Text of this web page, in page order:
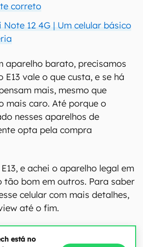
correto
Note 12 4G | Um celular básico
aparelho barato, precisamos
vale o que custa, e se há
mais, mesmo que
mais caro. Até porque o
nesses aparelhos de
opta pela compra
e achei o aparelho legal em
tão bom em outros. Para saber
celular com mais detalhes,
até o fim.
está no